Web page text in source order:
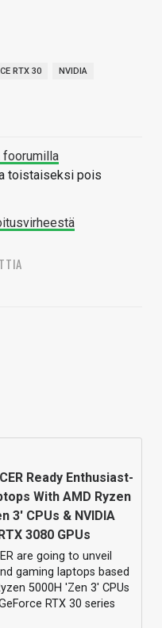
RTX 30 NVIDIA
foorumilla
toistaiseksi pois
Ready Enthusiast-
With AMD Ryzen
3' CPUs & NVIDIA
3080 GPUs
are going to unveil
gaming laptops based
5000H 'Zen 3' CPUs
RTX 30 series